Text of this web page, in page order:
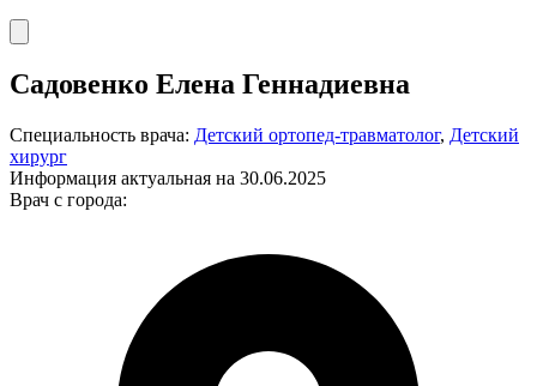
Садовенко Елена Геннадиевна
Специальность врача: Детский ортопед-травматолог, Детский
хирург
Информация актуальная на 30.06.2025
Врач с города: